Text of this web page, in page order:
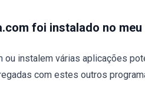
foi instalado no
instalem várias aplicações
com estes outros